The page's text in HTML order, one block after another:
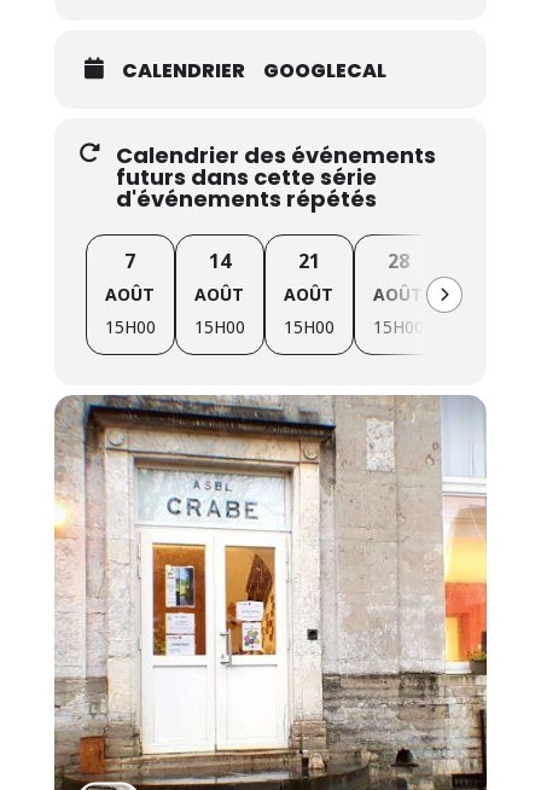
CALENDRIER GOOGLECAL
Calendrier des événements
futurs dans cette série
d'événements répétés
7
AOÛT
15H00
14
AOÛT
15H00
21
AOÛT
15H00
28
AOÛT
15H00